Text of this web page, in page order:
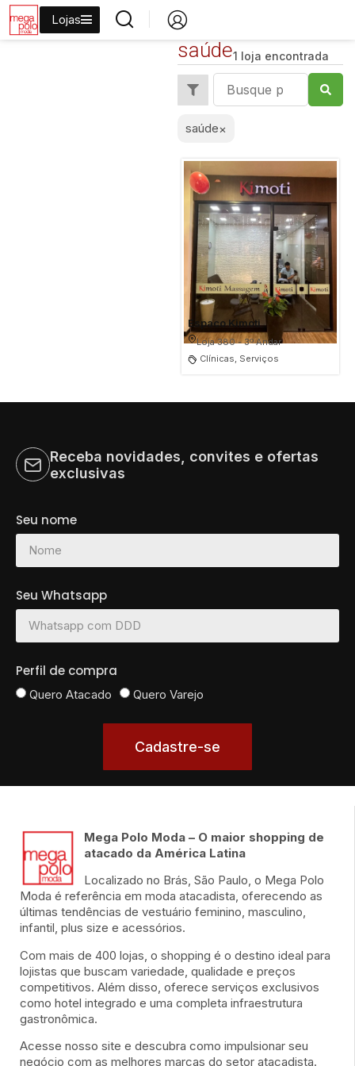
Lojas
saúde1 loja encontrada
saúde×
Espaco Kimoti
Loja 380 - 3º Andar
Clínicas, Serviços
Receba novidades, convites e ofertas
exclusivas
Seu nome
Seu Whatsapp
Perfil de compra
Quero Atacado Quero Varejo
Cadastre-se
Mega Polo Moda – O maior shopping de
atacado da América Latina
Localizado no Brás, São Paulo, o Mega Polo
Moda é referência em moda atacadista, oferecendo as
últimas tendências de vestuário feminino, masculino,
infantil, plus size e acessórios.
Com mais de 400 lojas, o shopping é o destino ideal para
lojistas que buscam variedade, qualidade e preços
competitivos. Além disso, oferece serviços exclusivos
como hotel integrado e uma completa infraestrutura
gastronômica.
Acesse nosso site e descubra como impulsionar seu
negócio com as melhores marcas do setor atacadista.